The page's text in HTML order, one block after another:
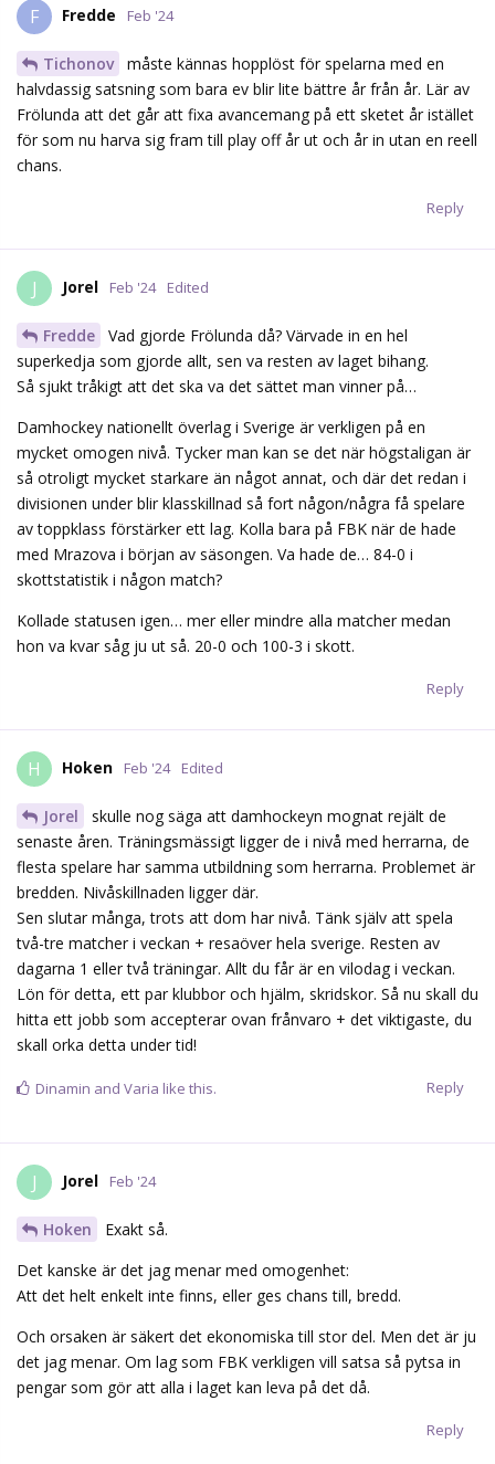
F Fredde Feb '24
Tichonov
måste kännas hopplöst för spelarna med en
halvdassig satsning som bara ev blir lite bättre år från år. Lär av
Frölunda att det går att fixa avancemang på ett sketet år istället
för som nu harva sig fram till play off år ut och år in utan en reell
chans.
Reply
J Jorel Feb '24 Edited
Fredde
Vad gjorde Frölunda då? Värvade in en hel
superkedja som gjorde allt, sen va resten av laget bihang.
Så sjukt tråkigt att det ska va det sättet man vinner på…
Damhockey nationellt överlag i Sverige är verkligen på en
mycket omogen nivå. Tycker man kan se det när högstaligan är
så otroligt mycket starkare än något annat, och där det redan i
divisionen under blir klasskillnad så fort någon/några få spelare
av toppklass förstärker ett lag. Kolla bara på FBK när de hade
med Mrazova i början av säsongen. Va hade de… 84-0 i
skottstatistik i någon match?
Kollade statusen igen… mer eller mindre alla matcher medan
hon va kvar såg ju ut så. 20-0 och 100-3 i skott.
Reply
H Hoken Feb '24 Edited
Jorel
skulle nog säga att damhockeyn mognat rejält de
senaste åren. Träningsmässigt ligger de i nivå med herrarna, de
flesta spelare har samma utbildning som herrarna. Problemet är
bredden. Nivåskillnaden ligger där.
Sen slutar många, trots att dom har nivå. Tänk själv att spela
två-tre matcher i veckan + resaöver hela sverige. Resten av
dagarna 1 eller två träningar. Allt du får är en vilodag i veckan.
Lön för detta, ett par klubbor och hjälm, skridskor. Så nu skall du
hitta ett jobb som accepterar ovan frånvaro + det viktigaste, du
skall orka detta under tid!
Reply
Dinamin and Varia like this.
J Jorel Feb '24
Hoken
Exakt så.
Det kanske är det jag menar med omogenhet:
Att det helt enkelt inte finns, eller ges chans till, bredd.
Och orsaken är säkert det ekonomiska till stor del. Men det är ju
det jag menar. Om lag som FBK verkligen vill satsa så pytsa in
pengar som gör att alla i laget kan leva på det då.
Reply